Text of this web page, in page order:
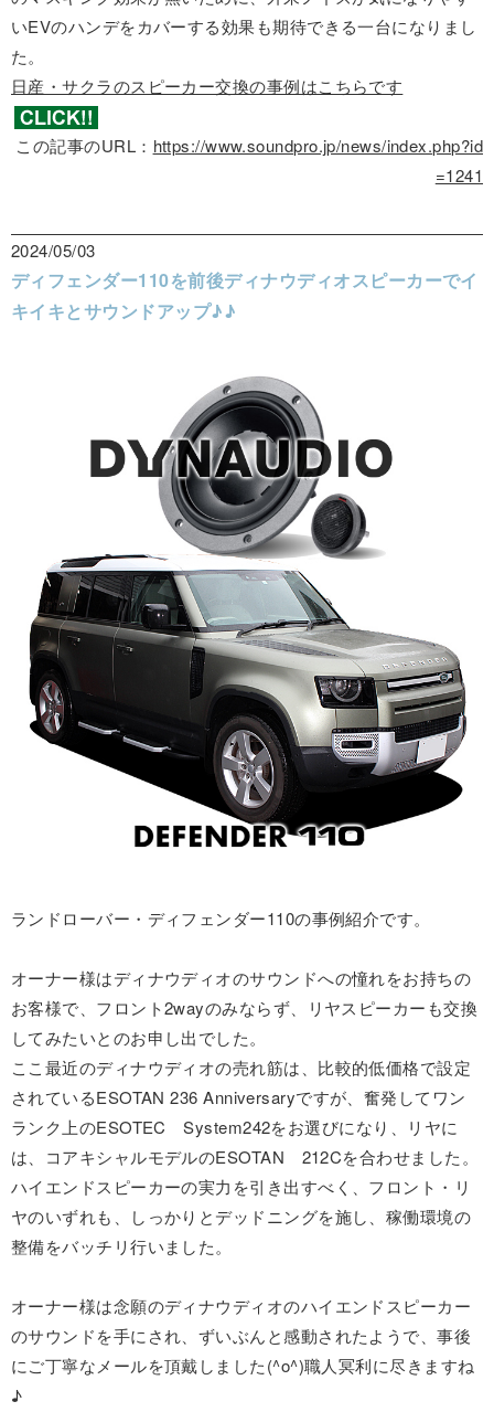
いEVのハンデをカバーする効果も期待できる一台になりまし
た。
日産・サクラのスピーカー交換の事例はこちらです
この記事のURL： https://www.soundpro.jp/news/index.php?id
=1241
2024/05/03
ディフェンダー110を前後ディナウディオスピーカーでイ
キイキとサウンドアップ♪♪
ランドローバー・ディフェンダー110の事例紹介です。
オーナー様はディナウディオのサウンドへの憧れをお持ちの
お客様で、フロント2wayのみならず、リヤスピーカーも交換
してみたいとのお申し出でした。
ここ最近のディナウディオの売れ筋は、比較的低価格で設定
されているESOTAN 236 Anniversaryですが、奮発してワン
ランク上のESOTEC System242をお選びになり、リヤに
は、コアキシャルモデルのESOTAN 212Cを合わせました。
ハイエンドスピーカーの実力を引き出すべく、フロント・リ
ヤのいずれも、しっかりとデッドニングを施し、稼働環境の
整備をバッチリ行いました。
オーナー様は念願のディナウディオのハイエンドスピーカー
のサウンドを手にされ、ずいぶんと感動されたようで、事後
にご丁寧なメールを頂戴しました(^o^)職人冥利に尽きますね
♪